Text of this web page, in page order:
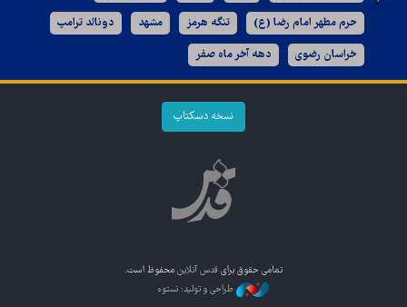
حرم مطهر امام رضا (ع) تنگه هرمز مشهد دونالد ترامپ
خراسان رضوی دهه آخر ماه صفر
نسخه دسکتاپ
تمامی حقوق برای قدس آنلاین محفوظ است.
طراحی و تولید: نستوه